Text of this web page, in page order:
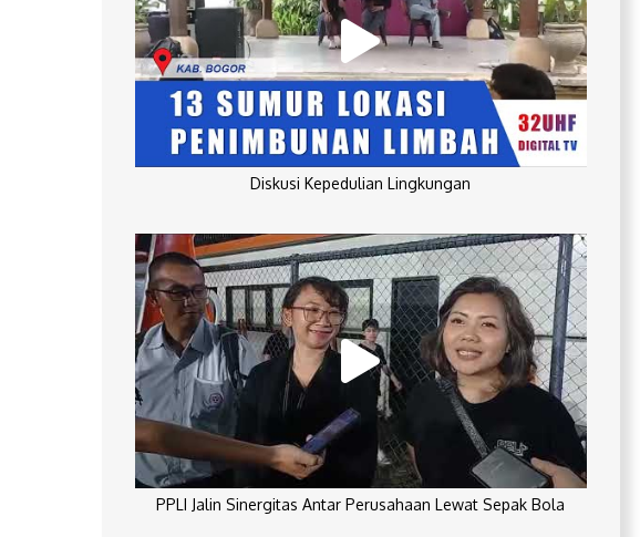
Diskusi Kepedulian Lingkungan
PPLI Jalin Sinergitas Antar Perusahaan Lewat Sepak Bola